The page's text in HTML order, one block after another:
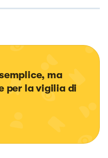
ma
per la vigilia di